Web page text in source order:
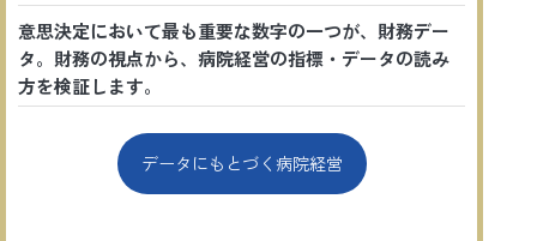
意思決定において最も重要な数字の一つが、財務デー
タ。財務の視点から、病院経営の指標・データの読み
方を検証します。
データにもとづく病院経営